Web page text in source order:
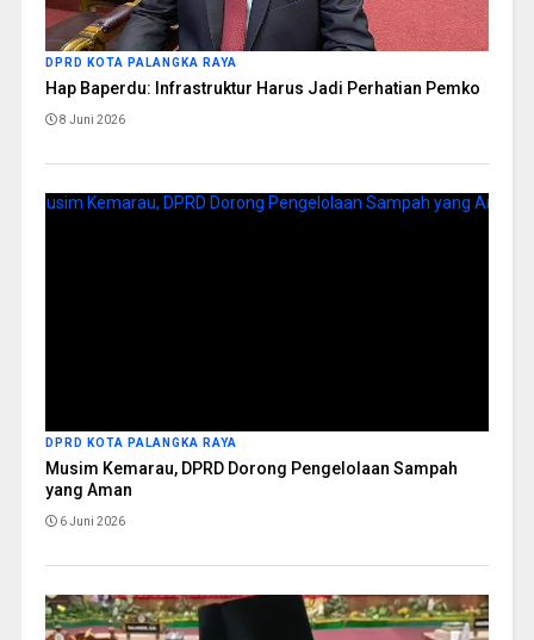
DPRD KOTA PALANGKA RAYA
Hap Baperdu: Infrastruktur Harus Jadi Perhatian Pemko
8 Juni 2026
DPRD KOTA PALANGKA RAYA
Musim Kemarau, DPRD Dorong Pengelolaan Sampah
yang Aman
6 Juni 2026